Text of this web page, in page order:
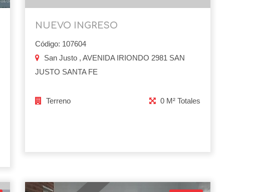
NUEVO INGRESO
Código: 107604
San Justo , AVENIDA IRIONDO 2981 SAN
JUSTO SANTA FE
Terreno 0 M² Totales